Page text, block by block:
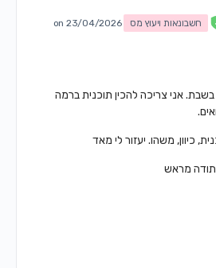
חשבונאות ויעוץ מס
on 23/04/2026
בשבת. אני צריכה להכין תוכנית ברמה
כיוון, משהו. יעזור לי מאד
תודה מראש